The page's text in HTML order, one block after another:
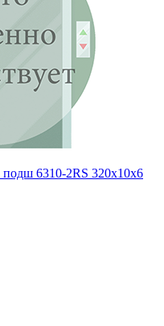
подш 6310-2RS 320х10х6